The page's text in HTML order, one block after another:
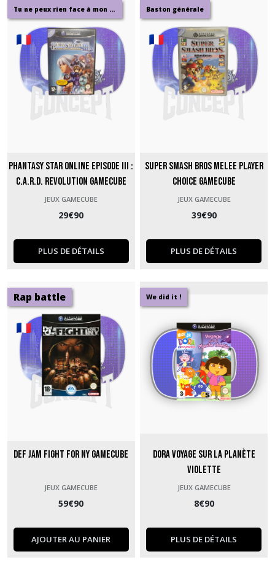
Tu ne peux rien face à mon deck
Phantasy Star Online Episode III :
C.A.R.D. Revolution GameCube
JEUX GAMECUBE
29€90
PLUS DE DÉTAILS
Baston générale
Super Smash Bros Melee Player
Choice GameCube
JEUX GAMECUBE
39€90
PLUS DE DÉTAILS
Rap battle
Def Jam Fight for NY GameCube
JEUX GAMECUBE
59€90
AJOUTER AU PANIER
We did it !
Dora Voyage sur la Planète
Violette
JEUX GAMECUBE
8€90
PLUS DE DÉTAILS